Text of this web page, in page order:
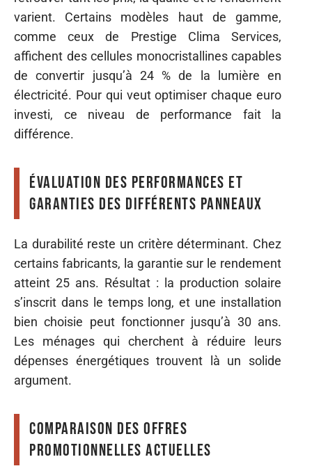
varient. Certains modèles haut de gamme,
comme ceux de Prestige Clima Services,
affichent des cellules monocristallines capables
de convertir jusqu’à 24 % de la lumière en
électricité. Pour qui veut optimiser chaque euro
investi, ce niveau de performance fait la
différence.
Évaluation des performances et
garanties des différents panneaux
La durabilité reste un critère déterminant. Chez
certains fabricants, la garantie sur le rendement
atteint 25 ans. Résultat : la production solaire
s’inscrit dans le temps long, et une installation
bien choisie peut fonctionner jusqu’à 30 ans.
Les ménages qui cherchent à réduire leurs
dépenses énergétiques trouvent là un solide
argument.
Comparaison des offres
promotionnelles actuelles